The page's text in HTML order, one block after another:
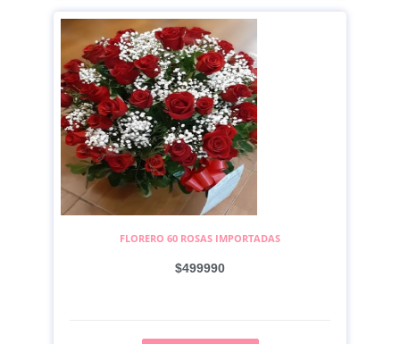
FLORERO 60 ROSAS IMPORTADAS
$499990